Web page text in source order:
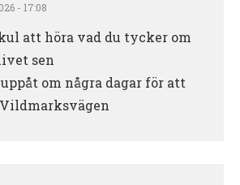
- 17:08
att höra vad du tycker om
sen
om några dagar för att